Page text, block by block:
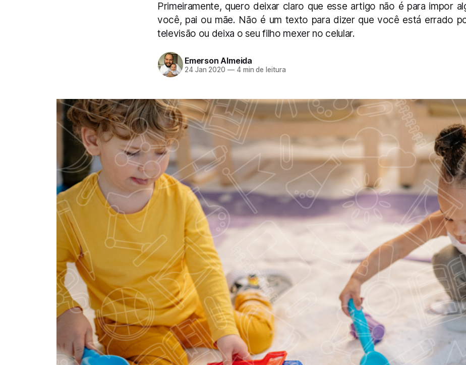
Primeiramente, quero deixar claro que esse artigo não é para impor
você, pai ou mãe. Não é um texto para dizer que você está errado
televisão ou deixa o seu filho mexer no celular.
Emerson Almeida
24 Jan 2020 —4 min de leitura